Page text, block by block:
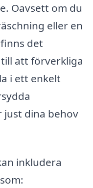
Oavsett om du
eller en
det
att förverkliga
i ett enkelt
just dina behov
inkludera